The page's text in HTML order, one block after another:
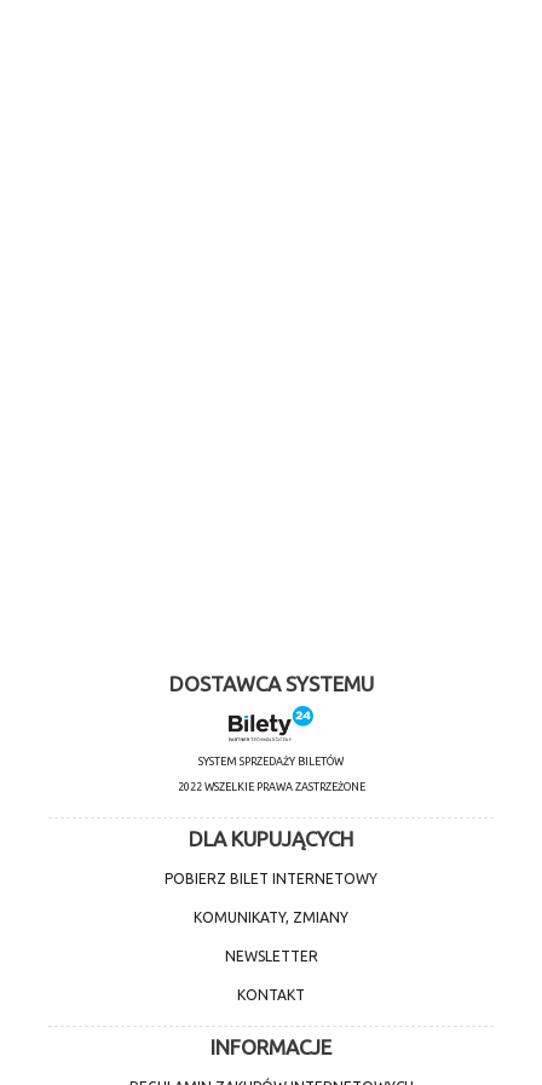
DOSTAWCA SYSTEMU
SYSTEM SPRZEDAŻY BILETÓW
2022 WSZELKIE PRAWA ZASTRZEŻONE
DLA KUPUJĄCYCH
POBIERZ BILET INTERNETOWY
KOMUNIKATY, ZMIANY
NEWSLETTER
KONTAKT
INFORMACJE